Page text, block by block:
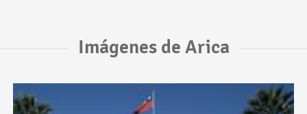
Imágenes de Arica